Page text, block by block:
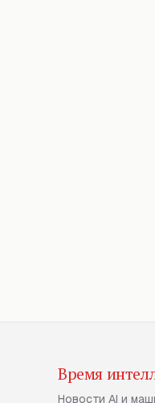
Время
Новости AI и